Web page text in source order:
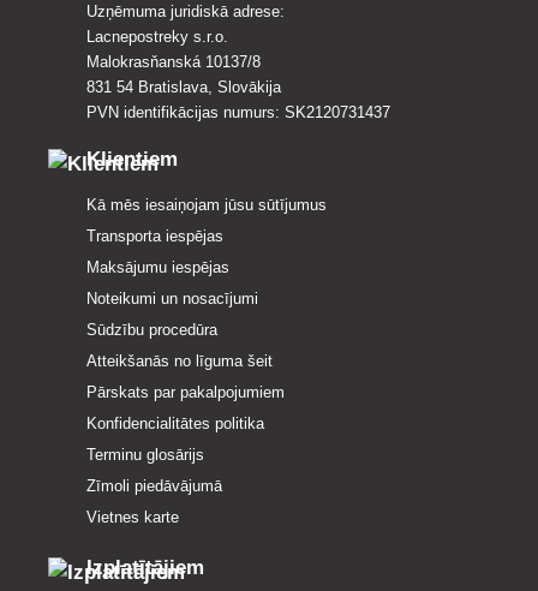
Uzņēmuma juridiskā adrese:
Lacnepostreky s.r.o.
Malokrasňanská 10137/8
831 54 Bratislava, Slovākija
PVN identifikācijas numurs: SK2120731437
Klientiem
Kā mēs iesaiņojam jūsu sūtījumus
Transporta iespējas
Maksājumu iespējas
Noteikumi un nosacījumi
Sūdzību procedūra
Atteikšanās no līguma šeit
Pārskats par pakalpojumiem
Konfidencialitātes politika
Terminu glosārijs
Zīmoli piedāvājumā
Vietnes karte
Izplatītājiem